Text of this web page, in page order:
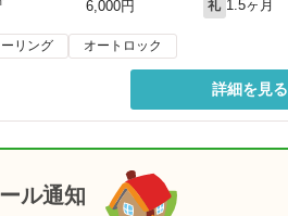
6,000円
礼 1.5ヶ月
リング オートロック
詳細を見る
ル通知